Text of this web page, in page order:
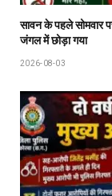
सावन के पहले सोमवार
जंगल में छोड़ा गया
2026-08-03